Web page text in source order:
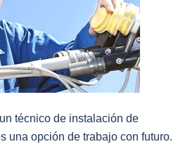
técnico de instalación de
una opción de trabajo con futuro.